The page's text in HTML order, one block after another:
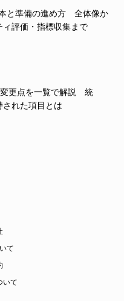
と準備の進め方 全体像か
ィ評価・指標収集まで
変更点を一覧で解説 統
れた項目とは
て
いて